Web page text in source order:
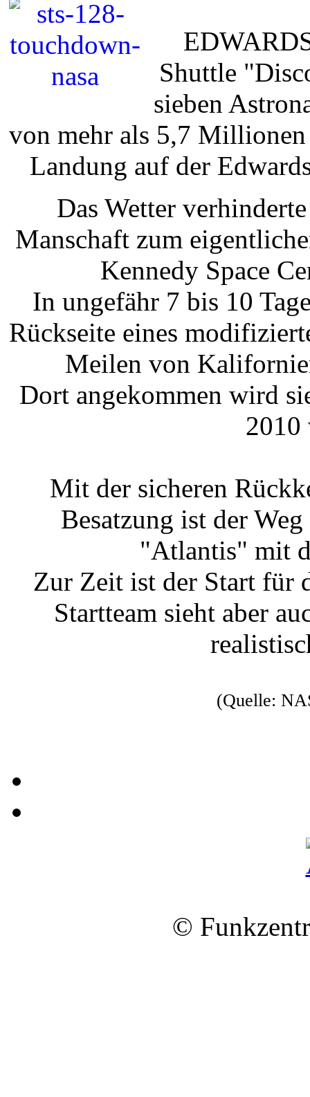
Shuttle
sieben
von mehr als 5,7
Landung auf der
Das Wetter
Manschaft zum
Kennedy Space
In ungefähr 7 bis 10
Rückseite eines
Meilen von
Dort angekommen wird
2010
Mit der sicheren
Besatzung ist der
"Atlantis" mit
Zur Zeit ist der Start für
Startteam sieht aber
(Quelle:
©